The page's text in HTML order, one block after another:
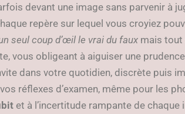
devant une image sans parvenir à
repère sur lequel vous croyiez
seul coup d’œil le vrai du faux mais tout
vous obligeant à aiguiser une
dans votre quotidien, discrète puis
réflexes d’examen, même pour les
et à l’incertitude rampante de